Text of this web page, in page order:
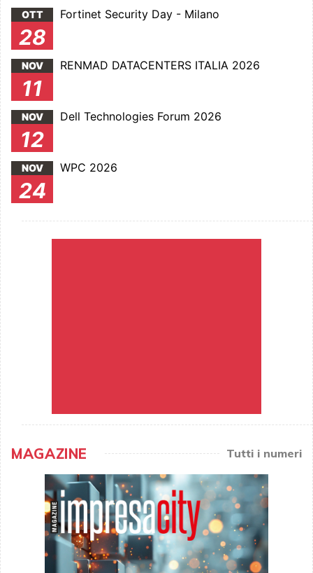
OTT
28
Fortinet Security Day - Milano
NOV
11
RENMAD DATACENTERS ITALIA 2026
NOV
12
Dell Technologies Forum 2026
NOV
24
WPC 2026
MAGAZINE Tutti i numeri